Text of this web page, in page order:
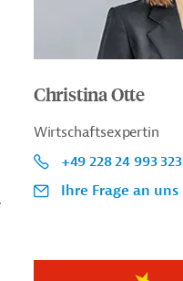
Christina Otte
Wirtschaftsexpertin
+49 228 24 993 323
Ihre Frage an uns